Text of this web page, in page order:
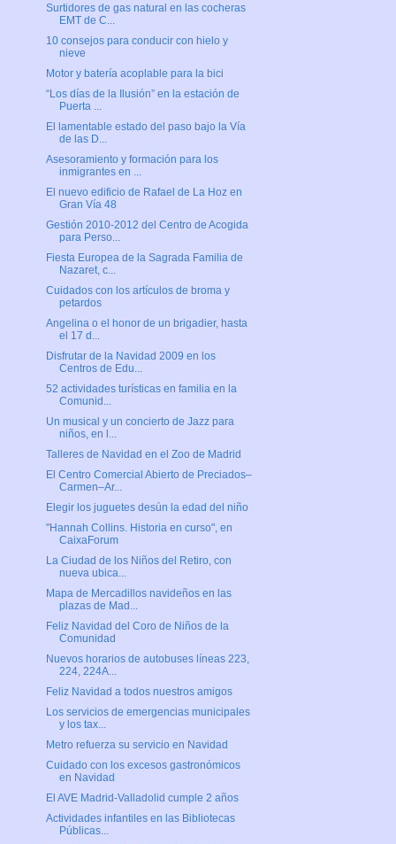
Surtidores de gas natural en las cocheras
EMT de C...
10 consejos para conducir con hielo y
nieve
Motor y batería acoplable para la bici
“Los días de la Ilusión” en la estación de
Puerta ...
El lamentable estado del paso bajo la Vía
de las D...
Asesoramiento y formación para los
inmigrantes en ...
El nuevo edificio de Rafael de La Hoz en
Gran Vía 48
Gestión 2010-2012 del Centro de Acogida
para Perso...
Fiesta Europea de la Sagrada Familia de
Nazaret, c...
Cuidados con los artículos de broma y
petardos
Angelina o el honor de un brigadier, hasta
el 17 d...
Disfrutar de la Navidad 2009 en los
Centros de Edu...
52 actividades turísticas en familia en la
Comunid...
Un musical y un concierto de Jazz para
niños, en l...
Talleres de Navidad en el Zoo de Madrid
El Centro Comercial Abierto de Preciados–
Carmen–Ar...
Elegir los juguetes desún la edad del niño
"Hannah Collins. Historia en curso", en
CaixaForum
La Ciudad de los Niños del Retiro, con
nueva ubica...
Mapa de Mercadillos navideños en las
plazas de Mad...
Feliz Navidad del Coro de Niños de la
Comunidad
Nuevos horarios de autobuses líneas 223,
224, 224A...
Feliz Navidad a todos nuestros amigos
Los servicios de emergencias municipales
y los tax...
Metro refuerza su servicio en Navidad
Cuidado con los excesos gastronómicos
en Navidad
El AVE Madrid-Valladolid cumple 2 años
Actividades infantiles en las Bibliotecas
Públicas...